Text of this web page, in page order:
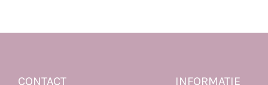
CONTACT INFORMATIE